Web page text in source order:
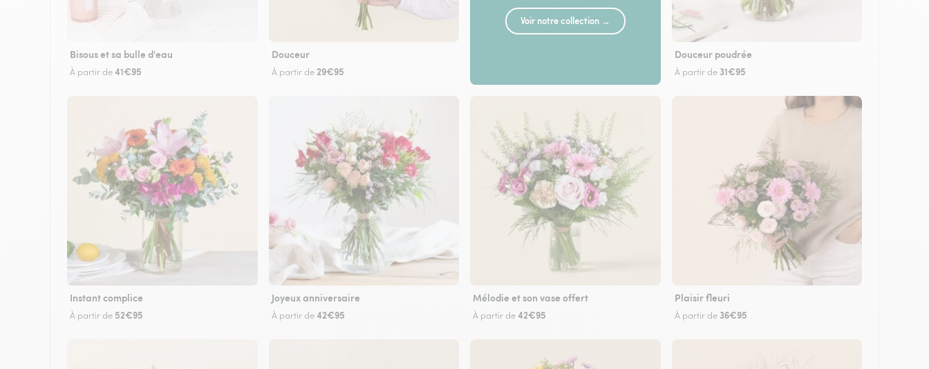
Bisous et sa bulle d'eau
À partir de41€95
Douceur
À partir de 29€95
Voir notre collection →
Douceur poudrée
À partir de 31€95
Instant complice
À partir de 52€95
Joyeux anniversaire
À partir de42€95
Mélodie et son vase offert
À partir de42€95
Plaisir fleuri
À partir de 36€95